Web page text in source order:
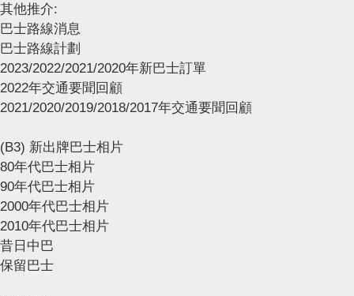
其他推介:
巴士路線消息
巴士路線計劃
2023/2022/2021/2020年新巴士訂單
2022年交通要聞回顧
2021/2020/2019/2018/2017年交通要聞回顧
(B3) 新出牌巴士相片
80年代巴士相片
90年代巴士相片
2000年代巴士相片
2010年代巴士相片
昔日中巴
保留巴士